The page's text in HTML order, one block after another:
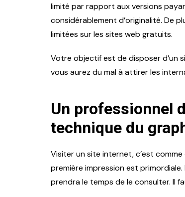
limité par rapport aux versions
considérablement d’originalité. De
limitées sur les sites web gratuits.
Votre objectif est de disposer d’un
vous aurez du mal à attirer les
Un professionnel
technique du
Visiter un site internet, c’est
première impression est
prendra le temps de le consulter. Il